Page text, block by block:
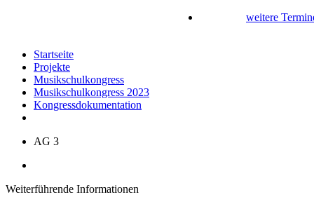
weitere
Startseite
Projekte
Musikschulkongress
Musikschulkongress 2023
Kongressdokumentation
AG 3
Weiterführende Informationen